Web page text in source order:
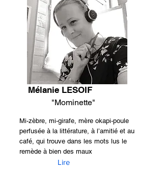
Mélanie LESOIF
"Mominette"
Mi-zèbre, mi-girafe, mère okapi-poule
perfusée à la littérature, à l’amitié et au
café, qui trouve dans les mots lus le
remède à bien des maux
Lire